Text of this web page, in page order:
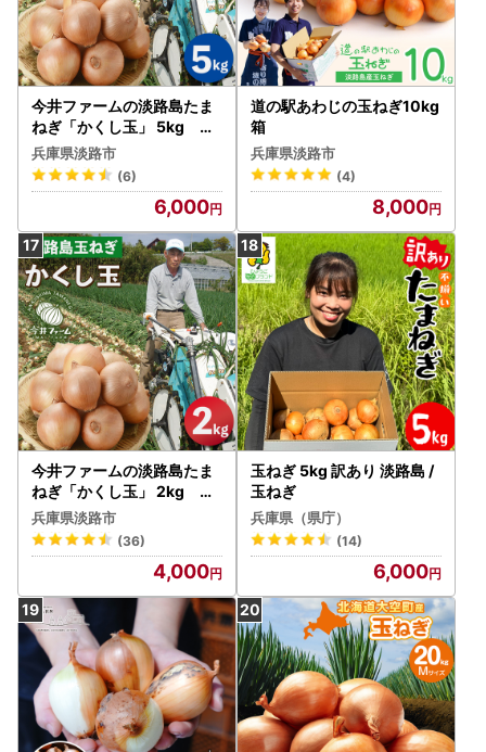
今井ファームの淡路島たま
ねぎ「かくし玉」 5kg 玉
ねぎ
兵庫県淡路市
(6)
6,000
道の駅あわじの玉ねぎ10kg
箱
兵庫県淡路市
(4)
8,000
今井ファームの淡路島たま
ねぎ「かくし玉」 2kg 玉
ねぎ
兵庫県淡路市
(36)
4,000
玉ねぎ 5kg 訳あり 淡路島 /
玉ねぎ
兵庫県（県庁）
(14)
6,000